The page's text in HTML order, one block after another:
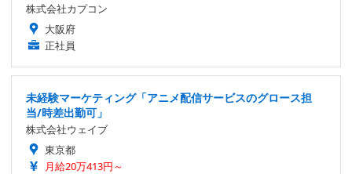
株式会社カプコン
大阪府
正社員
未経験マーケティング「アニメ配信サービスのグロース担
当/時差出勤可」
株式会社ウェイブ
東京都
月給20万413円～